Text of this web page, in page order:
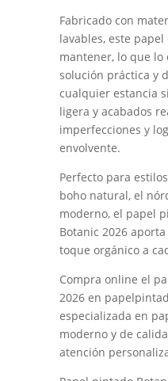
Fabricado con
lavables, este
mantener, lo que lo
solución práctica y
cualquier estancia
ligera y acabados
imperfecciones y
envolvente.
Perfecto para
boho natural, el
moderno, el papel
Botanic 2026
toque orgánico a
Compra online el
2026 en
especializada en
moderno y de
atención